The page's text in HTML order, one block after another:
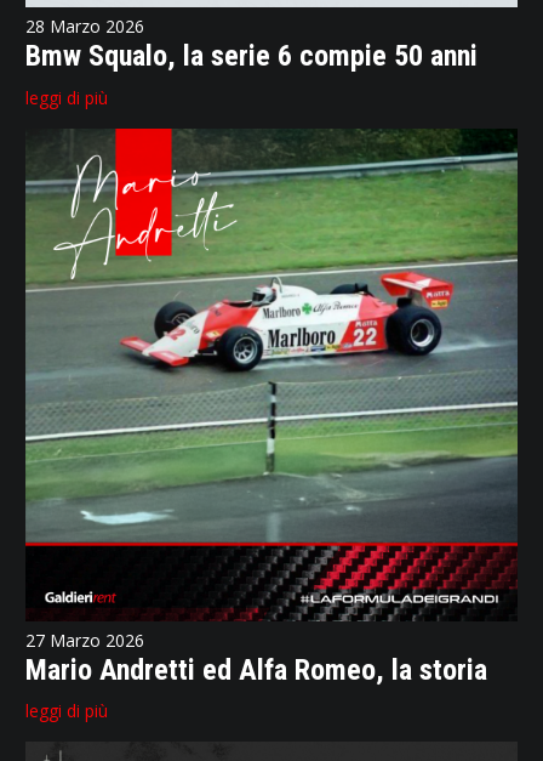
28 Marzo 2026
Bmw Squalo, la serie 6 compie 50 anni
leggi di più
27 Marzo 2026
Mario Andretti ed Alfa Romeo, la storia
leggi di più